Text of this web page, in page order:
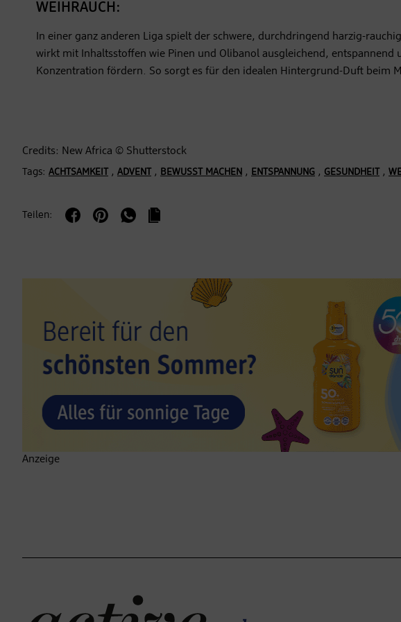
WEIHRAUCH:
In einer ganz anderen Liga spielt der schwere, durchdringend harzig-
wirkt mit Inhaltsstoffen wie Pinen und Olibanol ausgleichend, entspannend
Konzentration fördern. So sorgt es für den idealen Hintergrund-Duft beim
Credits: New Africa © Shutterstock
Tags: ACHTSAMKEIT , ADVENT , BEWUSST MACHEN , ENTSPANNUNG , GESUNDHEIT ,
Teilen:
Anzeige